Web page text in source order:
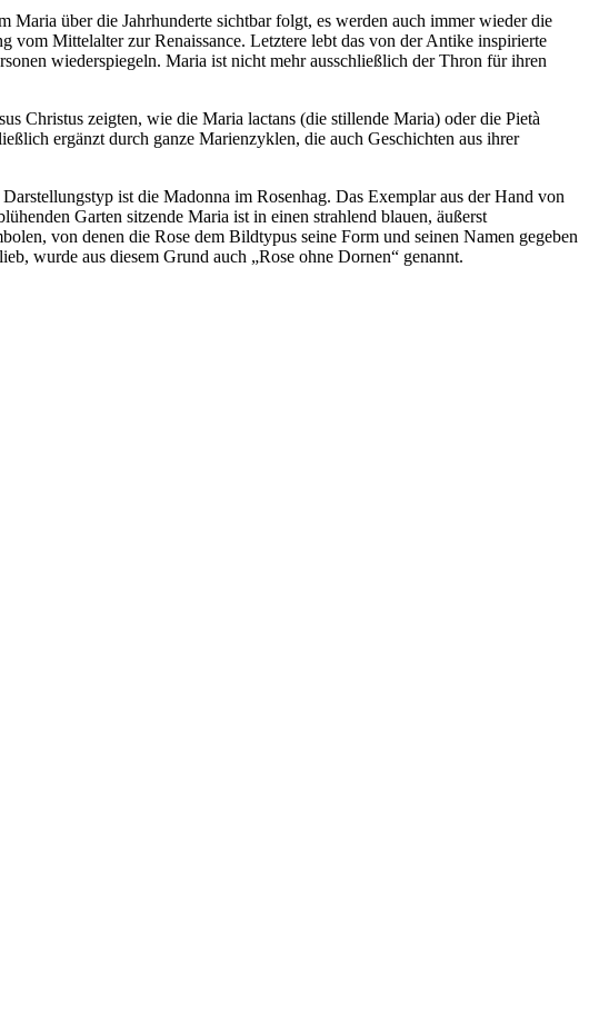
über die Jahrhunderte sichtbar folgt, es werden auch immer wieder die
vom Mittelalter zur Renaissance. Letztere lebt das von der Antike inspirierte
wiederspiegeln. Maria ist nicht mehr ausschließlich der Thron für ihren
Christus zeigten, wie die Maria lactans (die stillende Maria) oder die Pietà
ergänzt durch ganze Marienzyklen, die auch Geschichten aus ihrer
ist die Madonna im Rosenhag. Das Exemplar aus der Hand von
Garten sitzende Maria ist in einen strahlend blauen, äußerst
von denen die Rose dem Bildtypus seine Form und seinen Namen gegeben
wurde aus diesem Grund auch „Rose ohne Dornen“ genannt.